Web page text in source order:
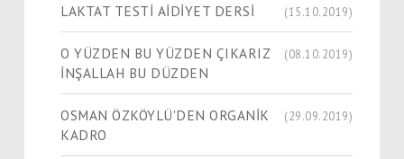
LAKTAT TESTİ AİDİYET DERSİ (15.10.2019)
O YÜZDEN BU YÜZDEN ÇIKARIZ
İNŞALLAH BU DÜZDEN
(08.10.2019)
OSMAN ÖZKÖYLÜ'DEN ORGANİK
KADRO
(29.09.2019)